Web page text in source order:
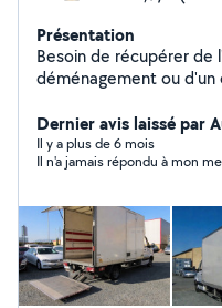
Présentation
Besoin de récupérer de
déménagement ou d'un
contacter pour plus
Dernier avis laissé par
Il y a plus de 6 mois